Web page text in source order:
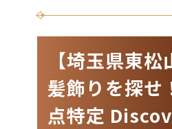
【埼玉県東
髪飾りを探せ
点特定